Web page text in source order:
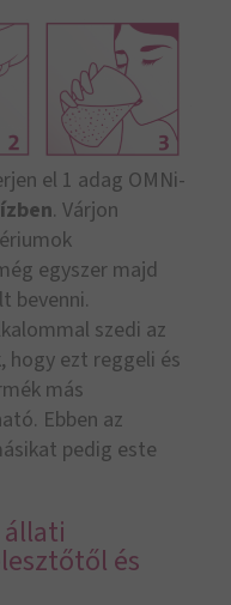
el 1 adag OMNi-
. Várjon
egyszer majd
bevenni.
szedi az
hogy ezt reggeli és
más
Ebben az
pedig este
és